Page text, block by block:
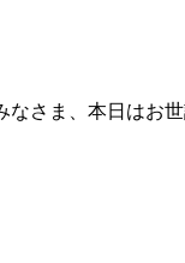
さま、本日はお